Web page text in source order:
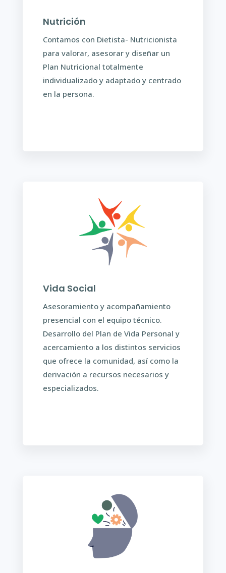
Nutrición
Contamos con Dietista- Nutricionista
para valorar, asesorar y diseñar un
Plan Nutricional totalmente
individualizado y adaptado y centrado
en la persona.
Vida Social
Asesoramiento y acompañamiento
presencial con el equipo técnico.
Desarrollo del Plan de Vida Personal y
acercamiento a los distintos servicios
que ofrece la comunidad, así como la
derivación a recursos necesarios y
especializados.